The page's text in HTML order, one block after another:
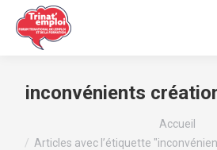
inconvénients
Accueil
Articles avec l’étiquette